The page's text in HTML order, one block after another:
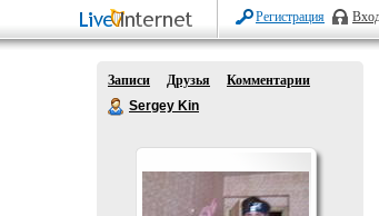
Регистрация
Записи Друзья
Комментарии
Sergey Kin